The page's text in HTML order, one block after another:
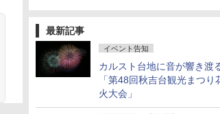
最新記事
イベント告知
カルスト台地に音が響き渡
「第48回秋吉台観光まつり
火大会」